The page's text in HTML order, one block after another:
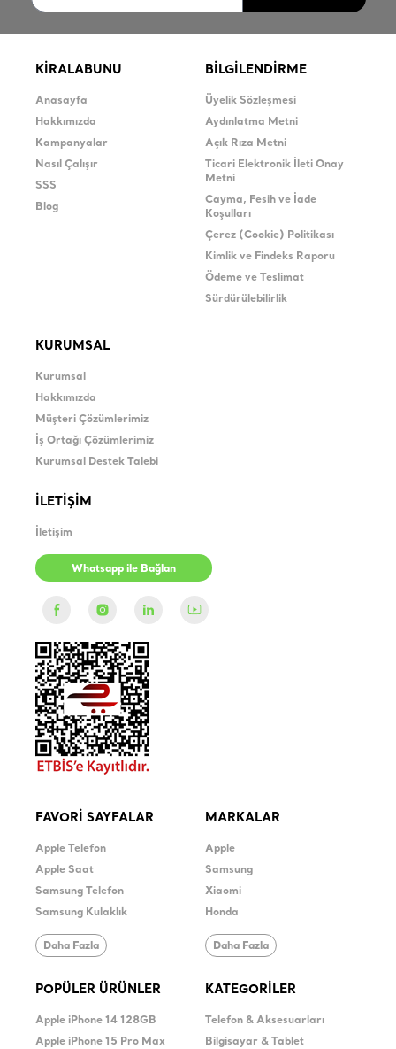
KİRALABUNU
Anasayfa
Hakkımızda
Kampanyalar
Nasıl Çalışır
SSS
Blog
BİLGİLENDİRME
Üyelik Sözleşmesi
Aydınlatma Metni
Açık Rıza Metni
Ticari Elektronik İleti Onay
Metni
Cayma, Fesih ve İade
Koşulları
Çerez (Cookie) Politikası
Kimlik ve Findeks Raporu
Ödeme ve Teslimat
Sürdürülebilirlik
KURUMSAL
Kurumsal
Hakkımızda
Müşteri Çözümlerimiz
İş Ortağı Çözümlerimiz
Kurumsal Destek Talebi
İLETİŞİM
İletişim
Whatsapp ile Bağlan
FAVORİ SAYFALAR
Apple Telefon
Apple Saat
Samsung Telefon
Samsung Kulaklık
Daha Fazla
MARKALAR
Apple
Samsung
Xiaomi
Honda
Daha Fazla
POPÜLER ÜRÜNLER
Apple iPhone 14 128GB
Apple iPhone 15 Pro Max
KATEGORİLER
Telefon & Aksesuarları
Bilgisayar & Tablet